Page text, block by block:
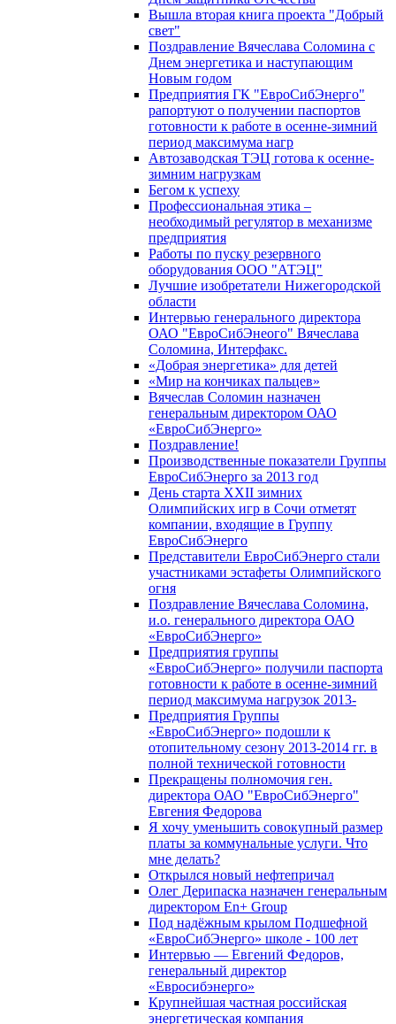
Вышла вторая книга проекта "Добрый
свет"
Поздравление Вячеслава Соломина с
Днем энергетика и наступающим
Новым годом
Предприятия ГК "ЕвроСибЭнерго"
рапортуют о получении паспортов
готовности к работе в осенне-зимний
период максимума нагр
Автозаводская ТЭЦ готова к осенне-
зимним нагрузкам
Бегом к успеху
Профессиональная этика –
необходимый регулятор в механизме
предприятия
Работы по пуску резервного
оборудования ООО "АТЭЦ"
Лучшие изобретатели Нижегородской
области
Интервью генерального директора
ОАО "ЕвроСибЭнеого" Вячеслава
Соломина, Интерфакс.
«Добрая энергетика» для детей
«Мир на кончиках пальцев»
Вячеслав Соломин назначен
генеральным директором ОАО
«ЕвроСибЭнерго»
Поздравление!
Производственные показатели Группы
ЕвроСибЭнерго за 2013 год
День старта XXII зимних
Олимпийских игр в Сочи отметят
компании, входящие в Группу
ЕвроСибЭнерго
Представители ЕвроСибЭнерго стали
участниками эстафеты Олимпийского
огня
Поздравление Вячеслава Соломина,
и.о. генерального директора ОАО
«ЕвроСибЭнерго»
Предприятия группы
«ЕвроСибЭнерго» получили паспорта
готовности к работе в осенне-зимний
период максимума нагрузок 2013-
Предприятия Группы
«ЕвроСибЭнерго» подошли к
отопительному сезону 2013-2014 гг. в
полной технической готовности
Прекращены полномочия ген.
директора ОАО "ЕвроСибЭнерго"
Евгения Федорова
Я хочу уменьшить совокупный размер
платы за коммунальные услуги. Что
мне делать?
Открылся новый нефтепричал
Олег Дерипаска назначен генеральным
директором En+ Group
Под надёжным крылом Подшефной
«ЕвроСибЭнерго» школе - 100 лет
Интервью — Евгений Федоров,
генеральный директор
«Евросибэнерго»
Крупнейшая частная российская
энергетическая компания